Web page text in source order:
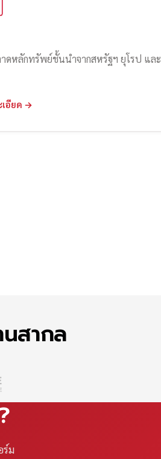
ดหลักทรัพย์ชั้นนำจากสหรัฐฯ ยุโรป และ
เอียด →
สากล
ร์ม